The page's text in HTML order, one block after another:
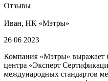
Отзывы
Иван, НК «Мэтры»
26 06 2023
Компания «Мэтры» выражает
центра «Эксперт
международных стандартов